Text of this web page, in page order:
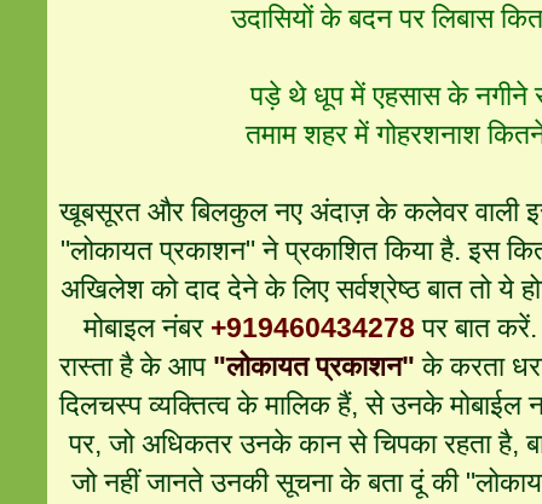
उदासियों के बदन पर लिबास
पड़े थे धूप में एहसास के नगीने
तमाम शहर में गोहरशनाश
खूबसूरत और बिलकुल नए अंदाज़ के कलेवर वाली
"लोकायत प्रकाशन" ने प्रकाशित किया है. इस
अखिलेश को दाद देने के लिए सर्वश्रेष्ठ बात तो ये
मोबाइल नंबर +919460434278पर बात करें.
रास्ता है के आप "लोकायत प्रकाशन" के करता
दिलचस्प व्यक्तित्व के मालिक हैं, से उनके मोबाईल
पर, जो अधिकतर उनके कान से चिपका रहता है,
जो नहीं जानते उनकी सूचना के बता दूं की